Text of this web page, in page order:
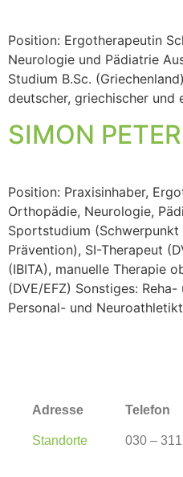
Position: Ergotherapeutin
Neurologie und Pädiatrie
Studium B.Sc.
deutscher, griechischer und
SIMON
Position: Praxisinhaber,
Orthopädie, Neurologie,
Sportstudium (Schwerpunkt
Prävention), SI-Therapeut
(IBITA), manuelle Therapie
(DVE/EFZ) Sonstiges:
Personal- und
Adresse
Standorte
Telefon
030 –